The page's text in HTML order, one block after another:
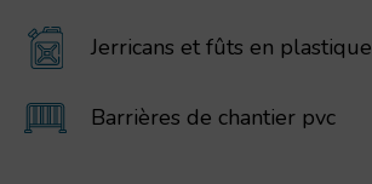
Jerricans et fûts en plastique
Barrières de chantier pvc